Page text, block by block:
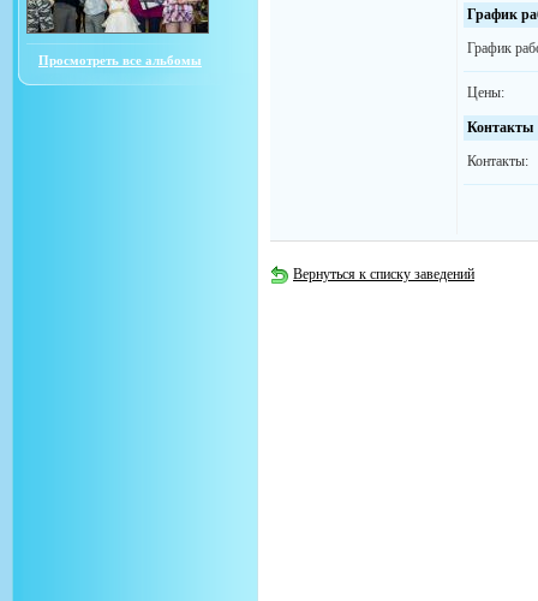
Просмотреть все альбомы
График
График
Цены:
Контакты
Контакты:
Вернуться к списку заведений